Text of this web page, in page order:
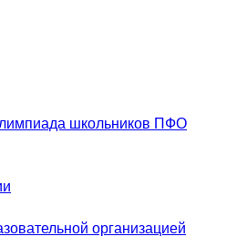
школьников ПФО
организацией